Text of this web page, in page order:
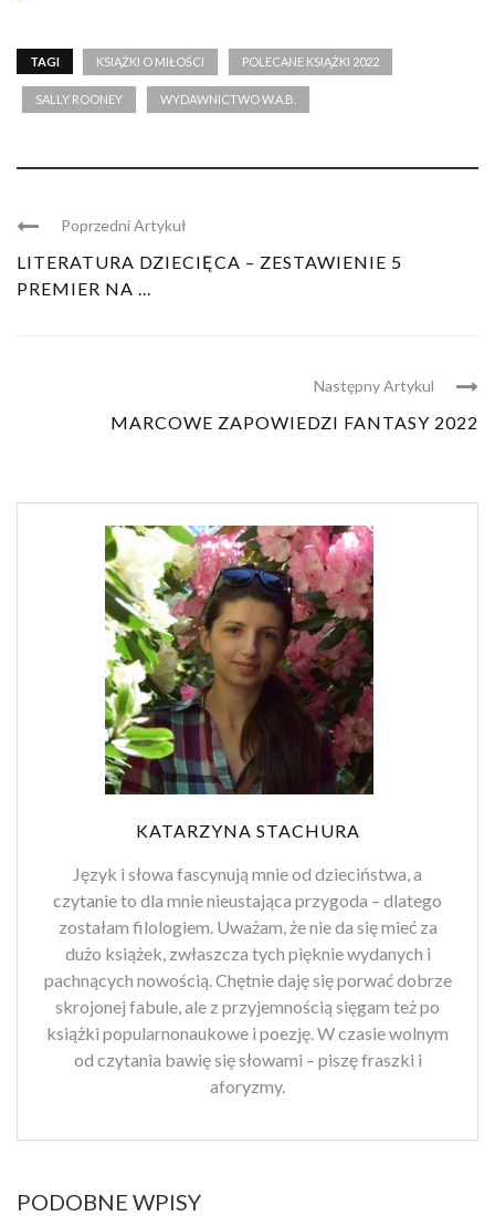
TAGI KSIĄŻKI O MIŁOŚCI POLECANE KSIĄŻKI 2022
SALLY ROONEY WYDAWNICTWO W.A.B.
Poprzedni Artykuł
LITERATURA DZIECIĘCA – ZESTAWIENIE 5
PREMIER NA ...
Następny Artykul
MARCOWE ZAPOWIEDZI FANTASY 2022
KATARZYNA STACHURA
Język i słowa fascynują mnie od dzieciństwa, a
czytanie to dla mnie nieustająca przygoda – dlatego
zostałam filologiem. Uważam, że nie da się mieć za
dużo książek, zwłaszcza tych pięknie wydanych i
pachnących nowością. Chętnie daję się porwać dobrze
skrojonej fabule, ale z przyjemnością sięgam też po
książki popularnonaukowe i poezję. W czasie wolnym
od czytania bawię się słowami – piszę fraszki i
aforyzmy.
PODOBNE WPISY